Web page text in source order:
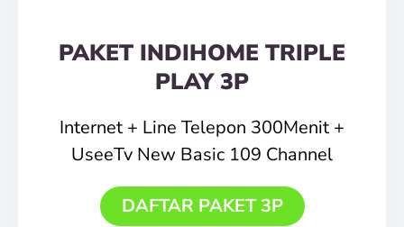
PAKET INDIHOME TRIPLE
PLAY 3P
Internet + Line Telepon 300Menit +
UseeTv New Basic 109 Channel
DAFTAR PAKET 3P